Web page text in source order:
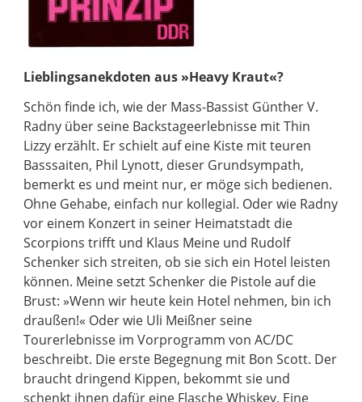
Lieblingsanekdoten aus »Heavy Kraut«?
Schön finde ich, wie der Mass-Bassist Günther V.
Radny über seine Backstageerlebnisse mit Thin
Lizzy erzählt. Er schielt auf eine Kiste mit teuren
Basssaiten, Phil Lynott, dieser Grundsympath,
bemerkt es und meint nur, er möge sich bedienen.
Ohne Gehabe, einfach nur kollegial. Oder wie Radny
vor einem Konzert in seiner Heimatstadt die
Scorpions trifft und Klaus Meine und Rudolf
Schenker sich streiten, ob sie sich ein Hotel leisten
können. Meine setzt Schenker die Pistole auf die
Brust: »Wenn wir heute kein Hotel nehmen, bin ich
draußen!« Oder wie Uli Meißner seine
Tourerlebnisse im Vorprogramm von AC/DC
beschreibt. Die erste Begegnung mit Bon Scott. Der
braucht dringend Kippen, bekommt sie und
schenkt ihnen dafür eine Flasche Whiskey. Eine